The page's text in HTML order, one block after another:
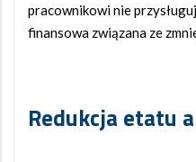
pracownikowi nie
finansowa związana ze
Redukcja etatu